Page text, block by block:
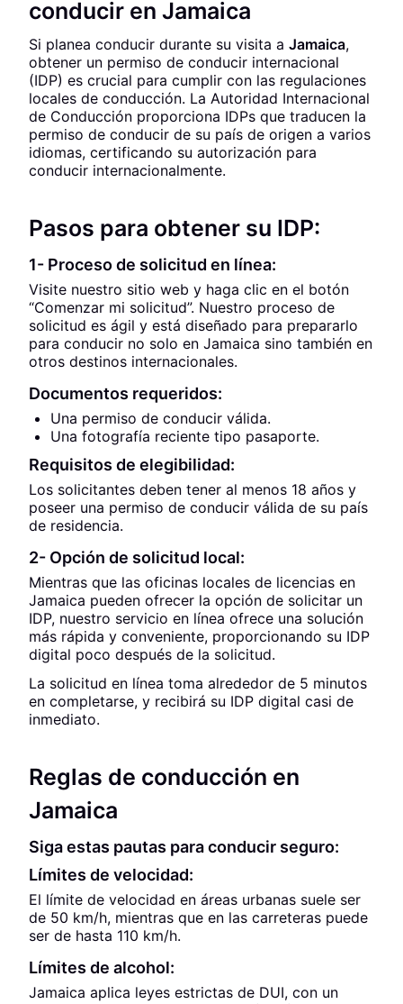
conducir en Jamaica
Si planea conducir durante su visita a Jamaica,
obtener un permiso de conducir internacional
(IDP) es crucial para cumplir con las regulaciones
locales de conducción. La Autoridad Internacional
de Conducción proporciona IDPs que traducen la
permiso de conducir de su país de origen a varios
idiomas, certificando su autorización para
conducir internacionalmente.
Pasos para obtener su IDP:
1- Proceso de solicitud en línea:
Visite nuestro sitio web y haga clic en el botón
“Comenzar mi solicitud”. Nuestro proceso de
solicitud es ágil y está diseñado para prepararlo
para conducir no solo en Jamaica sino también en
otros destinos internacionales.
Documentos requeridos:
Una permiso de conducir válida.
Una fotografía reciente tipo pasaporte.
Requisitos de elegibilidad:
Los solicitantes deben tener al menos 18 años y
poseer una permiso de conducir válida de su país
de residencia.
2- Opción de solicitud local:
Mientras que las oficinas locales de licencias en
Jamaica pueden ofrecer la opción de solicitar un
IDP, nuestro servicio en línea ofrece una solución
más rápida y conveniente, proporcionando su IDP
digital poco después de la solicitud.
La solicitud en línea toma alrededor de 5 minutos
en completarse, y recibirá su IDP digital casi de
inmediato.
Reglas de conducción en
Jamaica
Siga estas pautas para conducir seguro:
Límites de velocidad:
El límite de velocidad en áreas urbanas suele ser
de 50 km/h, mientras que en las carreteras puede
ser de hasta 110 km/h.
Límites de alcohol:
Jamaica aplica leyes estrictas de DUI, con un